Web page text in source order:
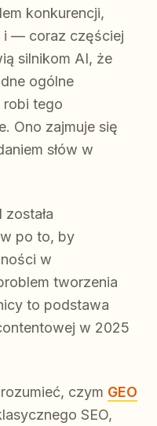
konkurencji,
i — coraz częściej
silnikom AI, że
ogólne
robi tego
Ono zajmuje się
słów w
po to, by
w
tworzenia
to podstawa
w 2025
czym GEO
SEO,